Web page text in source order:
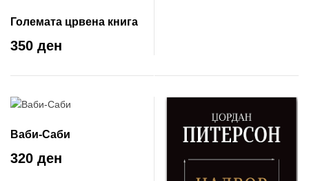
Големата црвена книга
350 ден
Ваби-Саби
320 ден